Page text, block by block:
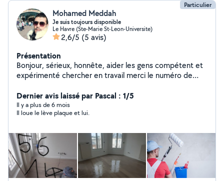
Particulier
Mohamed Meddah
Je suis toujours disponible
Le Havre (Ste-Marie St-Leon-Universite)
2,6/5 (5 avis)
Présentation
Bonjour, sérieux, honnête, aider les gens compétent et
expérimenté chercher en travail merci le numéro de
Dernier avis laissé par Pascal : 1/5
Il y a plus de 6 mois
Il loue le lève plaque et lui.